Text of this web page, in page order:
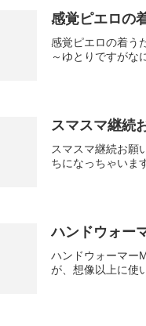
感覚ピエロの
感覚ピエロの着う
～ゆとりですがな
スマスマ継続
スマスマ継続お願
ちになっちゃいま
ハンドウォー
ハンドウォーマー
が、想像以上に使